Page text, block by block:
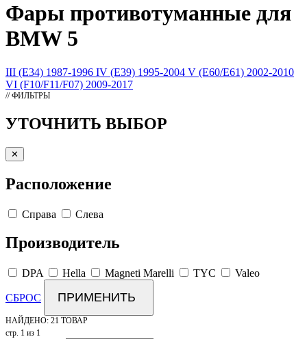
Фары противотуманные для
BMW 5
III (E34) 1987-1996 IV (E39) 1995-2004 V (E60/E61) 2002-2010
VI (F10/F11/F07) 2009-2017
// ФИЛЬТРЫ
УТОЧНИТЬ ВЫБОР
✕
Расположение
Справа Слева
Производитель
DPA Hella Magneti Marelli TYC Valeo
СБРОС ПРИМЕНИТЬ
НАЙДЕНО: 21 ТОВАР
стр. 1 из 1